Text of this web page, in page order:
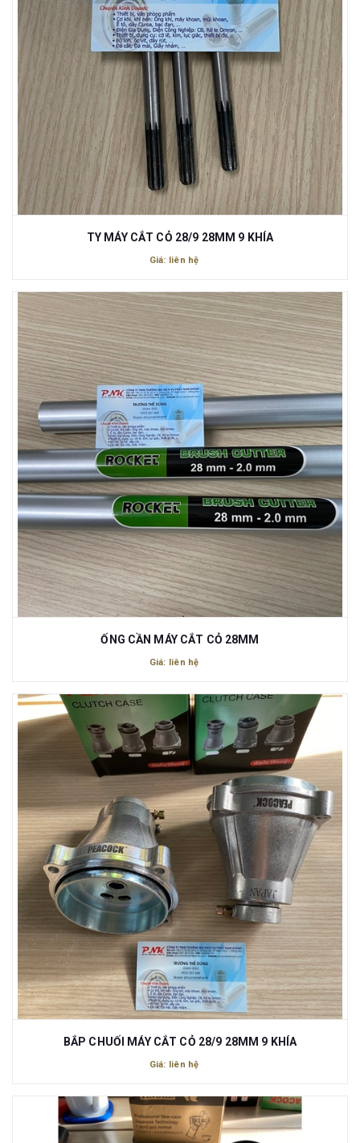
TY MÁY CẮT CỎ 28/9 28MM 9 KHÍA
Giá: liên hệ
ỐNG CẦN MÁY CẮT CỎ 28MM
Giá: liên hệ
BẮP CHUỐI MÁY CẮT CỎ 28/9 28MM 9 KHÍA
Giá: liên hệ